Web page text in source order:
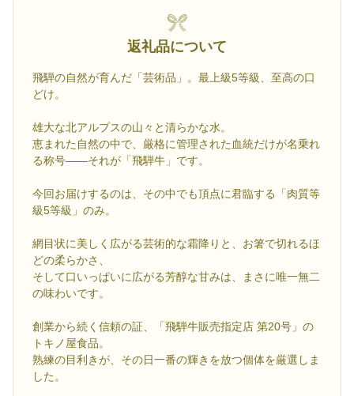
返礼品について
飛騨の自然が育んだ「芸術品」。最上級5等級、至高の口
どけ。
雄大な北アルプスの山々と清らかな水。
恵まれた自然の中で、厳格に管理された血統だけが名乗れ
る称号――それが「飛騨牛」です。
今回お届けするのは、その中でも頂点に君臨する「肉質等
級5等級」のみ。
網目状に美しく広がる芸術的な霜降りと、お箸で切れるほ
どの柔らかさ、
そして口いっぱいに広がる芳醇な甘みは、まさに唯一無二
の味わいです。
創業から続く信頼の証、「飛騨牛販売指定店 第20号」の
トキノ屋食品。
熟練の目利きが、その日一番の輝きを放つ個体を厳選しま
した。